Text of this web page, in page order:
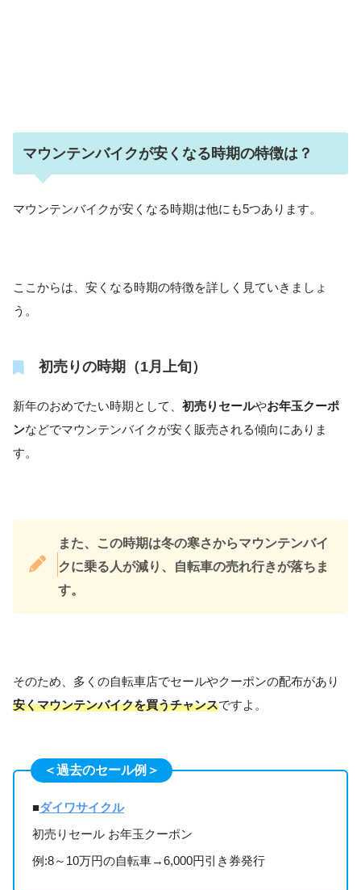
マウンテンバイクが安くなる時期の特徴は？
マウンテンバイクが安くなる時期は他にも5つあります。
ここからは、安くなる時期の特徴を詳しく見ていきましょ
う。
初売りの時期（1月上旬）
新年のおめでたい時期として、 初売りセールやお年玉クーポ
ンなどでマウンテンバイクが安く販売される傾向にありま
す。
また、この時期は冬の寒さからマウンテンバイ
クに乗る人が減り、自転車の売れ行きが落ちま
す。
そのため、多くの自転車店でセールやクーポンの配布があり
安くマウンテンバイクを買うチャンスですよ。
＜過去のセール例＞
■ダイワサイクル
初売りセール お年玉クーポン
例:8～10万円の自転車→6,000円引き券発行